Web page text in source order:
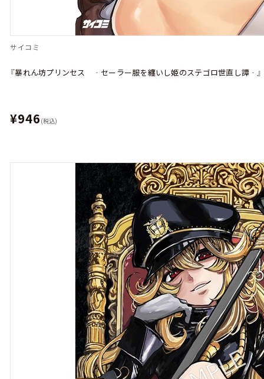
サイコミ
『暴れん坊プリンセス ‐セーラー服を纏いし姫のステゴロ世直し譚‐』
¥946 (税込)